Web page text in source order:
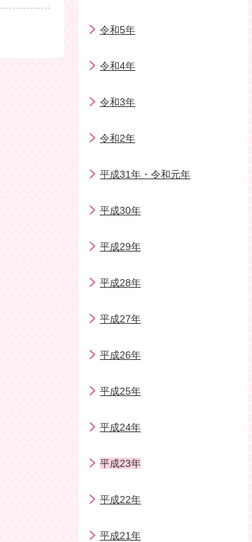
令和5年
令和4年
令和3年
令和2年
平成31年・令和元年
平成30年
平成29年
平成28年
平成27年
平成26年
平成25年
平成24年
平成23年
平成22年
平成21年